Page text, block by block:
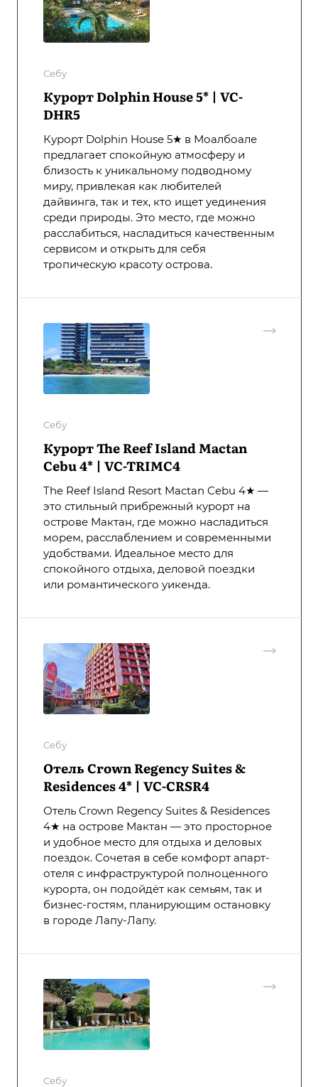
Себу
Курорт Dolphin House 5* | VC-
DHR5
Курорт Dolphin House 5★ в Моалбоале
предлагает спокойную атмосферу и
близость к уникальному подводному
миру, привлекая как любителей
дайвинга, так и тех, кто ищет уединения
среди природы. Это место, где можно
расслабиться, насладиться качественным
сервисом и открыть для себя
тропическую красоту острова.
Себу
Курорт The Reef Island Mactan
Cebu 4* | VC-TRIMC4
The Reef Island Resort Mactan Cebu 4★ —
это стильный прибрежный курорт на
острове Мактан, где можно насладиться
морем, расслаблением и современными
удобствами. Идеальное место для
спокойного отдыха, деловой поездки
или романтического уикенда.
Себу
Отель Crown Regency Suites &
Residences 4* | VC-CRSR4
Отель Crown Regency Suites & Residences
4★ на острове Мактан — это просторное
и удобное место для отдыха и деловых
поездок. Сочетая в себе комфорт апарт-
отеля с инфраструктурой полноценного
курорта, он подойдёт как семьям, так и
бизнес-гостям, планирующим остановку
в городе Лапу-Лапу.
Себу